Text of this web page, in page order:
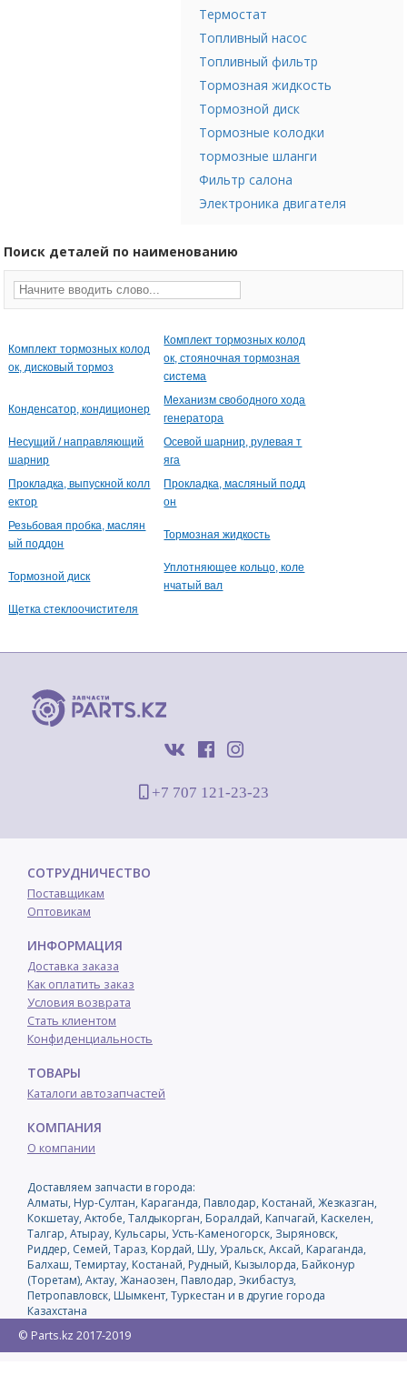
Термостат
Топливный насос
Топливный фильтр
Тормозная жидкость
Тормозной диск
Тормозные колодки
тормозные шланги
Фильтр салона
Электроника двигателя
Поиск деталей по наименованию
Комплект тормозных колод
ок, дисковый тормоз
Комплект тормозных колод
ок, стояночная тормозная
система
Конденсатор, кондиционер
Механизм свободного хода
генератора
Несущий / направляющий
шарнир
Осевой шарнир, рулевая т
яга
Прокладка, выпускной колл
ектор
Прокладка, масляный подд
он
Резьбовая пробка, маслян
ый поддон
Тормозная жидкость
Тормозной диск
Уплотняющее кольцо, коле
нчатый вал
Щетка стеклоочистителя
+7 707 121-23-23
СОТРУДНИЧЕСТВО
Поставщикам
Оптовикам
ИНФОРМАЦИЯ
Доставка заказа
Как оплатить заказ
Условия возврата
Стать клиентом
Конфиденциальность
ТОВАРЫ
Каталоги автозапчастей
КОМПАНИЯ
О компании
Доставляем запчасти в города:
Алматы, Нур-Султан, Караганда, Павлодар, Костанай, Жезказган,
Кокшетау, Актобе, Талдыкорган, Боралдай, Капчагай, Каскелен,
Талгар, Атырау, Кульсары, Усть-Каменогорск, Зыряновск,
Риддер, Семей, Тараз, Кордай, Шу, Уральск, Аксай, Караганда,
Балхаш, Темиртау, Костанай, Рудный, Кызылорда, Байконур
(Торетам), Актау, Жанаозен, Павлодар, Экибастуз,
Петропавловск, Шымкент, Туркестан и в другие города
Казахстана
© Parts.kz 2017-2019